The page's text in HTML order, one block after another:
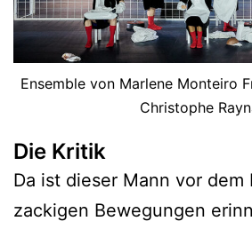
Ensemble von Marlene Monteiro
Christophe
Die Kritik
Da ist dieser Mann vor dem
zackigen Bewegungen